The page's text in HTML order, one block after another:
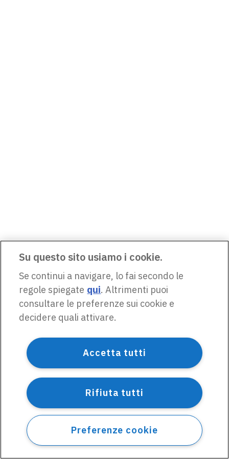
Su questo sito usiamo i cookie.
Se continui a navigare, lo fai secondo le
regole spiegate qui. Altrimenti puoi
consultare le preferenze sui cookie e
decidere quali attivare.
Accetta tutti
Rifiuta tutti
Preferenze cookie